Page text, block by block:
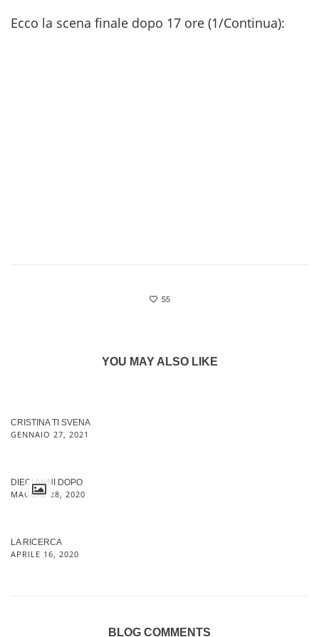
Ecco la scena finale dopo 17 ore (1/Continua):
55
YOU MAY ALSO LIKE
CRISTINA TI SVENA
GENNAIO 27, 2021
DIECI ANNI DOPO
MAGGIO 28, 2020
LA RICERCA
APRILE 16, 2020
BLOG COMMENTS